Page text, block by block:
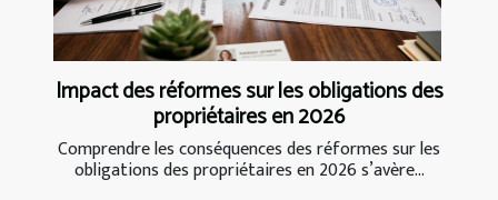
Impact des réformes sur les obligations des
propriétaires en 2026
Comprendre les conséquences des réformes sur les
obligations des propriétaires en 2026 s’avère...